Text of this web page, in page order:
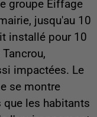
groupe Eiffage
jusqu'au 10
installé pour 10
impactées. Le
se montre
les habitants